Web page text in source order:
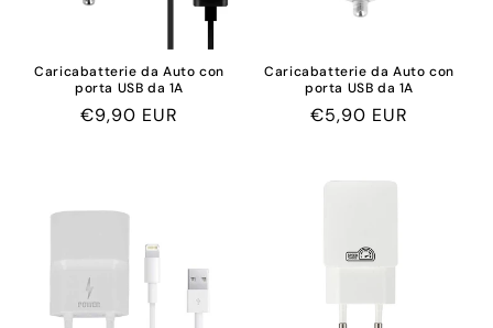
Caricabatterie da Auto con
porta USB da 1A
Prix
€9,90 EUR
Caricabatterie da Auto con
porta USB da 1A
Prix
€5,90 EUR